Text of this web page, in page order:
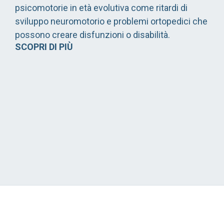
psicomotorie in età evolutiva come ritardi di
sviluppo neuromotorio e problemi ortopedici che
possono creare disfunzioni o disabilità.
SCOPRI DI PIÙ